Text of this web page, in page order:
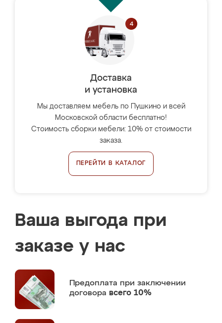
Доставка
и установка
Мы доставляем мебель по Пушкино и всей
Московской области бесплатно!
Стоимость сборки мебели: 10% от стоимости
заказа.
ПЕРЕЙТИ В КАТАЛОГ
Ваша выгода при
заказе у нас
Предоплата при заключении
договора всего 10%